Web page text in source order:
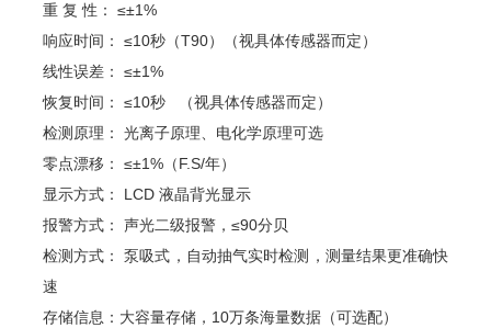
重 复 性：
≤±1%
响应时间：
≤10秒（T90）（视具体传感器而定）
线性误差：
≤±1%
恢复时间：
≤10秒 （视具体传感器而定）
检测原理：
光离子原理、 电化学原理可选
零点漂移：
≤±1%（F.S/年）
显示方式：
LCD 液晶背光显示
报警方式：
声光二级报警，≤90分贝
检测方式：
泵吸式，自动抽气实时检测，测量结果更准确快
速
存储信息：大容量存储，10万条海量数据（可选配）